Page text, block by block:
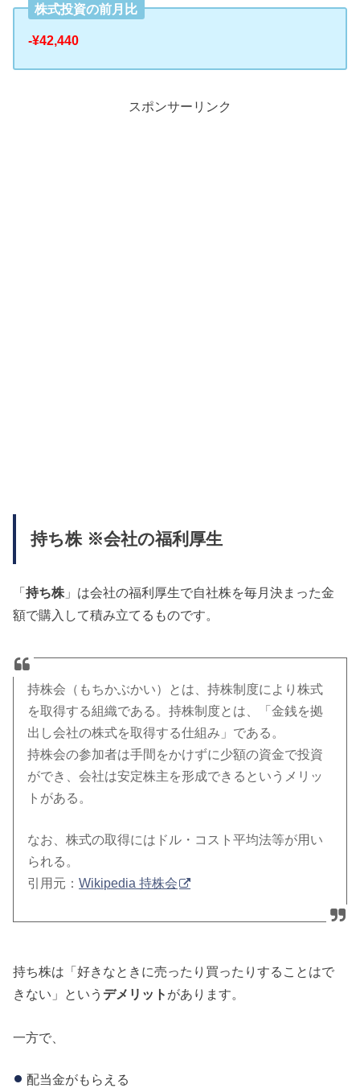
株式投資の前月比
-¥42,440
スポンサーリンク
持ち株 ※会社の福利厚生
「持ち株 」は会社の福利厚生で自社株を毎月決まった金
額で購入して積み立てるものです。
持株会（もちかぶかい）とは、持株制度により株式
を取得する組織である。持株制度とは、「金銭を拠
出し会社の株式を取得する仕組み」である。
持株会の参加者は手間をかけずに少額の資金で投資
ができ、会社は安定株主を形成できるというメリッ
トがある。
なお、株式の取得にはドル・コスト平均法等が用い
られる。
引用元：Wikipedia 持株会
持ち株は「好きなときに売ったり買ったりすることはで
きない」という デメリット があります。
一方で、
配当金がもらえる